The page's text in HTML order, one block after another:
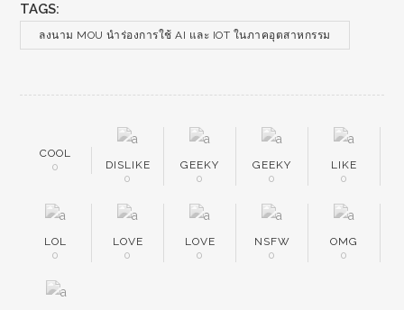
TAGS:
ลงนาม MOU นำร่องการใช้ AI และ IOT ในภาคอุตสาหกรรม
COOL
0
DISLIKE
0
GEEKY
0
GEEKY
0
LIKE
0
LOL
0
LOVE
0
LOVE
0
NSFW
0
OMG
0